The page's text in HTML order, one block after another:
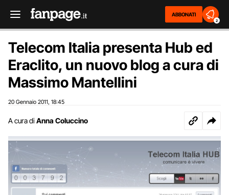
ABBONATI
2
Telecom Italia presenta Hub ed
Eraclito, un nuovo blog a cura di
Massimo Mantellini
20 Gennaio 2011 18:45
A cura di Anna Coluccino